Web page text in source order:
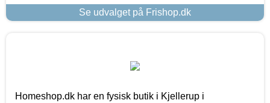
Se udvalget på Frishop.dk
Homeshop.dk har en fysisk butik i Kjellerup i